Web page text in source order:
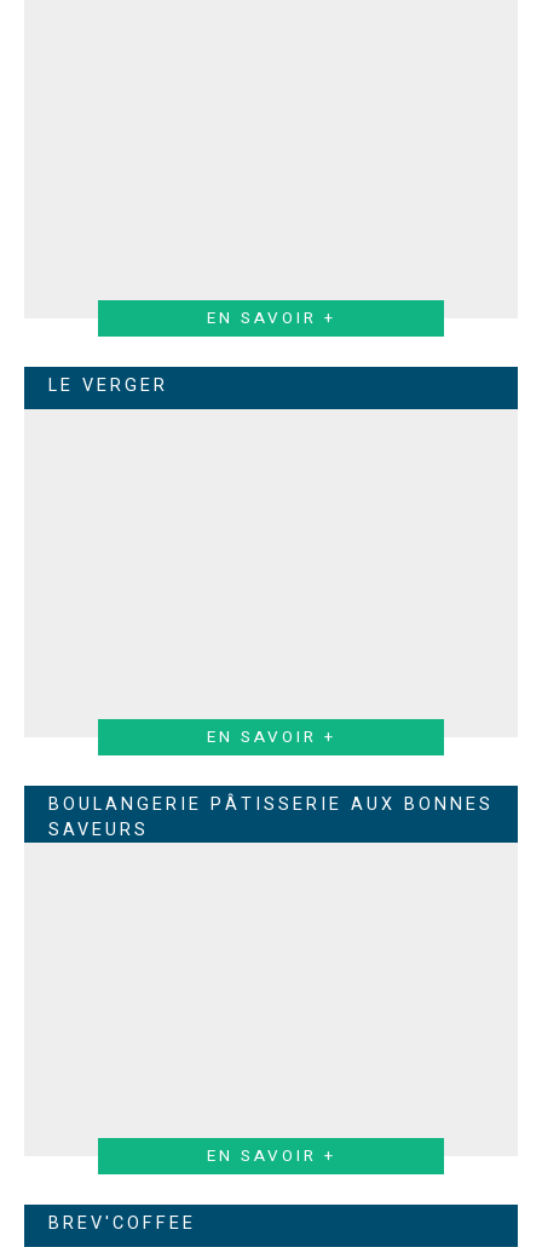
EN SAVOIR +
LE VERGER
EN SAVOIR +
BOULANGERIE PÂTISSERIE AUX BONNES
SAVEURS
EN SAVOIR +
BREV'COFFEE